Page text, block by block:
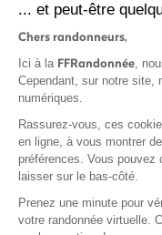
... et peut-être
Chers randonneurs,
Ici à la FFRandonnée,
Cependant, sur notre site,
numériques.
Rassurez-vous, ces
en ligne, à vous montrer
préférences. Vous
laisser sur le bas-côté.
Prenez une minute pour
votre randonnée virtuelle.